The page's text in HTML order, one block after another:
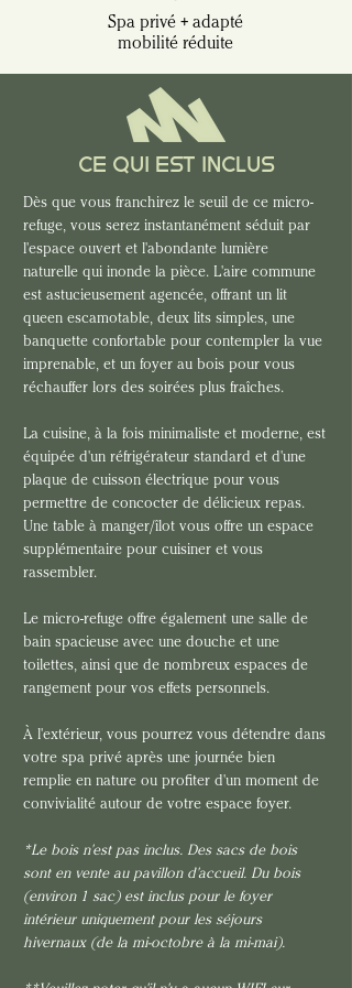
Spa privé + adapté
mobilité réduite
CE QUI EST INCLUS
Dès que vous franchirez le seuil de ce micro-
refuge, vous serez instantanément séduit par
l'espace ouvert et l'abondante lumière
naturelle qui inonde la pièce. L'aire commune
est astucieusement agencée, offrant un lit
queen escamotable, deux lits simples, une
banquette confortable pour contempler la vue
imprenable, et un foyer au bois pour vous
réchauffer lors des soirées plus fraîches.
La cuisine, à la fois minimaliste et moderne, est
équipée d'un réfrigérateur standard et d'une
plaque de cuisson électrique pour vous
permettre de concocter de délicieux repas.
Une table à manger/îlot vous offre un espace
supplémentaire pour cuisiner et vous
rassembler.
Le micro-refuge offre également une salle de
bain spacieuse avec une douche et une
toilettes, ainsi que de nombreux espaces de
rangement pour vos effets personnels.
À l'extérieur, vous pourrez vous détendre dans
votre spa privé après une journée bien
remplie en nature ou profiter d'un moment de
convivialité autour de votre espace foyer.
*Le bois n'est pas inclus. Des sacs de bois
sont en vente au pavillon d'accueil. Du bois
(environ 1 sac) est inclus pour le foyer
intérieur uniquement pour les séjours
hivernaux (de la mi-octobre à la mi-mai).